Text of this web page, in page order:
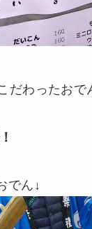
だわったおで
でん↓